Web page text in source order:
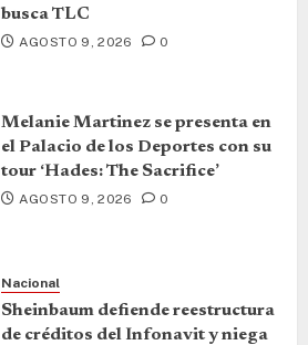
busca TLC
AGOSTO 9, 2026 0
Melanie Martinez se presenta en
el Palacio de los Deportes con su
tour ‘Hades: The Sacrifice’
AGOSTO 9, 2026 0
Nacional
Sheinbaum defiende reestructura
de créditos del Infonavit y niega